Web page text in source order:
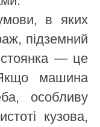
в яких
підземний
стоянка — це
Якщо машина
особливу
кузова,